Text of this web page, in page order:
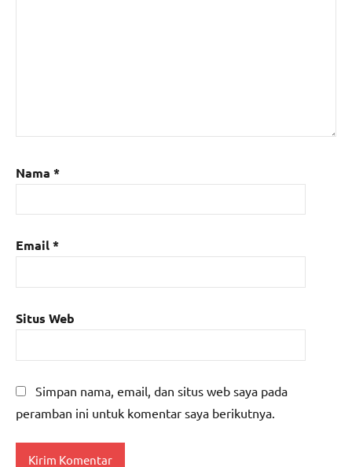
Nama *
Email*
Situs Web
Simpan nama, email, dan situs web saya pada
peramban ini untuk komentar saya berikutnya.